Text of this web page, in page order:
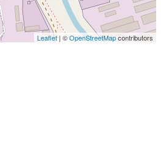
Leaflet| ©OpenStreetMapcontributors